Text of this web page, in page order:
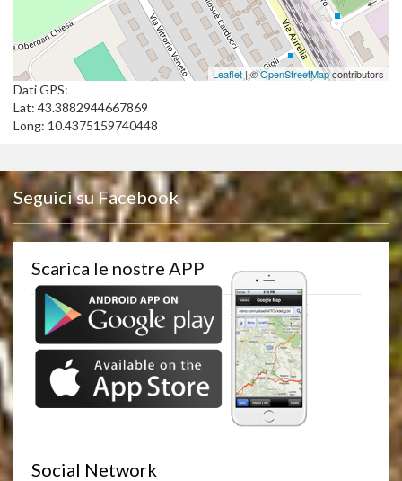
Leaflet | ©OpenStreetMapcontributors
Dati GPS:
Lat: 43.3882944667869
Long: 10.4375159740448
Seguici su Facebook
Scarica le nostre APP
Social Network